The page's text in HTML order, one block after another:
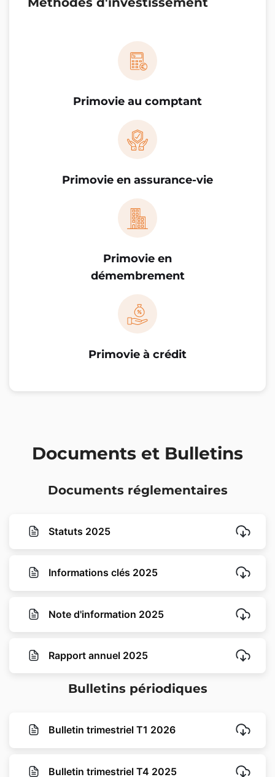
Primovie au comptant
Primovie en assurance-vie
Primovie en
démembrement
Primovie à crédit
Documents et Bulletins
Documents réglementaires
Statuts 2025
Informations clés 2025
Note d'information 2025
Rapport annuel 2025
Bulletins périodiques
Bulletin trimestriel T1 2026
Bulletin trimestriel T4 2025